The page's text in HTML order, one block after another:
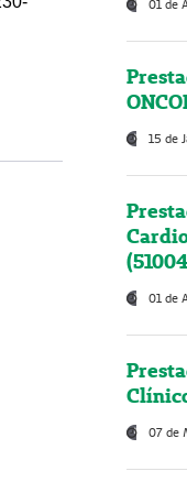
01 de
15 de
01 de
07 de